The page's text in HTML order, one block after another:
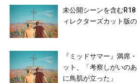
未公開シーンを含む
ィレクターズカット版
『ミッドサマー』満席
ット、「考察しがいの
に鳥肌が立った」